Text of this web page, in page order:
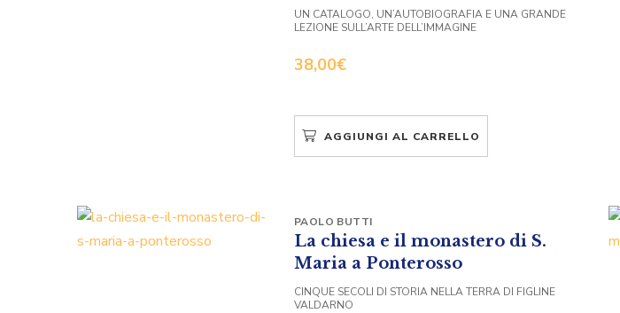
38,00€
UN CATALOGO, UN’AUTOBIOGRAFIA E UNA GRANDE
LEZIONE SULL’ARTE DELL’IMMAGINE
AGGIUNGI AL CARRELLO
La chiesa e il monastero di S.
Maria a Ponterosso
PAOLO BUTTI
CINQUE SECOLI DI STORIA NELLA TERRA DI FIGLINE
VALDARNO